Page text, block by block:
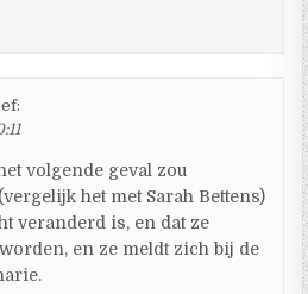
volgende geval zou
het met Sarah Bettens)
veranderd is, en dat ze
en ze meldt zich bij de